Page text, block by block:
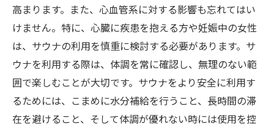
高まります。また、心血管系に対する影響も忘れてはい
けません。特に、心臓に疾患を抱える方や妊娠中の女性
は、サウナの利用を慎重に検討する必要があります。サ
ウナを利用する際は、体調を常に確認し、無理のない範
囲で楽しむことが大切です。サウナをより安全に利用す
るためには、こまめに水分補給を行うこと、長時間の滞
在を避けること、そして体調が優れない時には使用を控